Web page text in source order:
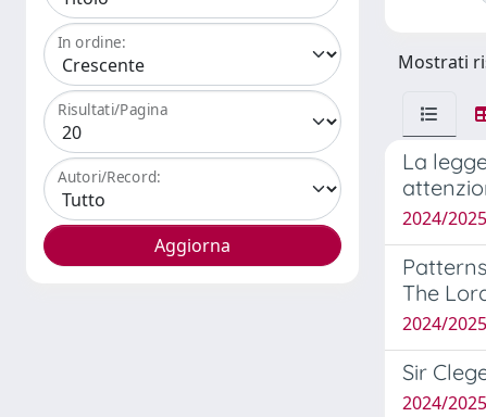
In ordine:
Risultati/Pagina
Autori/Record:
Mostrati
La
2024/
The
2024/
Sir
2024/